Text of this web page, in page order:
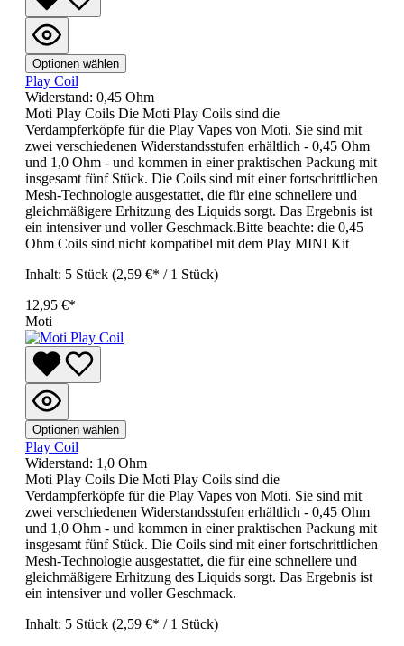
Optionen wählen
Play Coil
Widerstand: 0,45 Ohm
Moti Play Coils Die Moti Play Coils sind die
Verdampferköpfe für die Play Vapes von Moti. Sie sind mit
zwei verschiedenen Widerstandsstufen erhältlich - 0,45 Ohm
und 1,0 Ohm - und kommen in einer praktischen Packung mit
insgesamt fünf Stück. Die Coils sind mit einer fortschrittlichen
Mesh-Technologie ausgestattet, die für eine schnellere und
gleichmäßigere Erhitzung des Liquids sorgt. Das Ergebnis ist
ein intensiver und voller Geschmack.Bitte beachte: die 0,45
Ohm Coils sind nicht kompatibel mit dem Play MINI Kit
Inhalt: 5 Stück (2,59 €* / 1 Stück)
12,95 €*
Moti
Optionen wählen
Play Coil
Widerstand: 1,0 Ohm
Moti Play Coils Die Moti Play Coils sind die
Verdampferköpfe für die Play Vapes von Moti. Sie sind mit
zwei verschiedenen Widerstandsstufen erhältlich - 0,45 Ohm
und 1,0 Ohm - und kommen in einer praktischen Packung mit
insgesamt fünf Stück. Die Coils sind mit einer fortschrittlichen
Mesh-Technologie ausgestattet, die für eine schnellere und
gleichmäßigere Erhitzung des Liquids sorgt. Das Ergebnis ist
ein intensiver und voller Geschmack.
Inhalt: 5 Stück (2,59 €* / 1 Stück)